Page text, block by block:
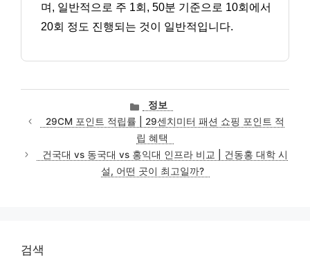
며, 일반적으로 주 1회, 50분 기준으로 10회에서
20회 정도 진행되는 것이 일반적입니다.
카
테
고
리
정보
29CM 포인트 적립률 | 29센치미터 패션 쇼핑 포인트 적
립 혜택
건국대 vs 동국대 vs 홍익대 인프라 비교 | 건동홍 대학 시
설, 어떤 곳이 최고일까?
검색